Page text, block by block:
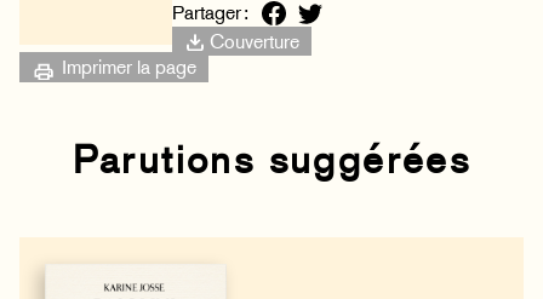
Partager :
Couverture
Imprimer la page
Parutions suggérées